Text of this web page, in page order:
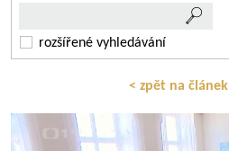
rozšířené vyhledávání
< zpět na článek